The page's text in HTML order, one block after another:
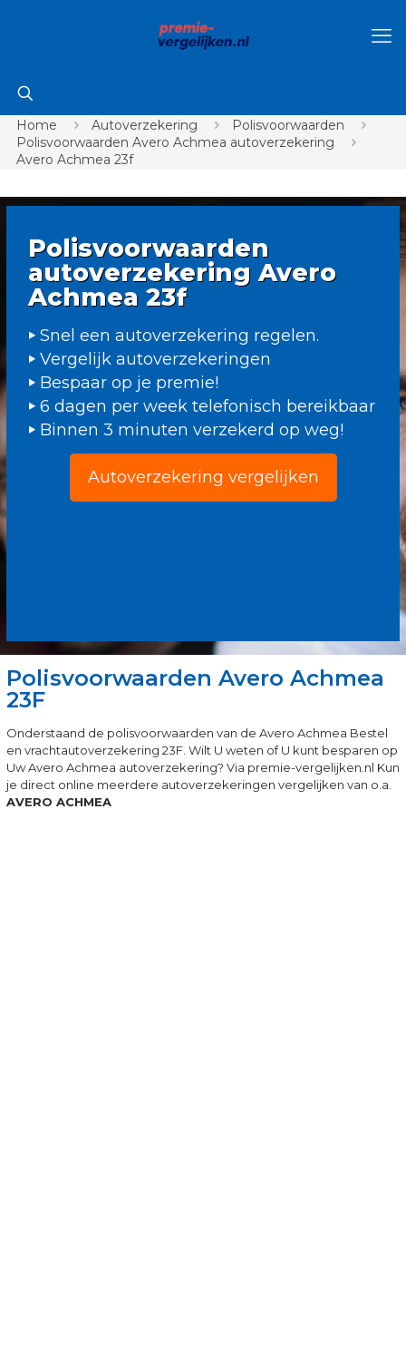
Home Autoverzekering
Polisvoorwaarden
Polisvoorwaarden Avero Achmea autoverzekering
Avero Achmea 23f
Polisvoorwaarden
autoverzekering Avero
Achmea 23f
Snel een autoverzekering regelen.
Vergelijk autoverzekeringen
Bespaar op je premie!
6 dagen per week telefonisch bereikbaar
Binnen 3 minuten verzekerd op weg!
Autoverzekering vergelijken
Polisvoorwaarden Avero Achmea
23F
Onderstaand de polisvoorwaarden van de Avero Achmea Bestel
en vrachtautoverzekering 23F. Wilt U weten of U kunt besparen op
Uw Avero Achmea autoverzekering? Via premie-vergelijken.nl Kun
je direct online meerdere autoverzekeringen vergelijken van o.a.
AVERO ACHMEA